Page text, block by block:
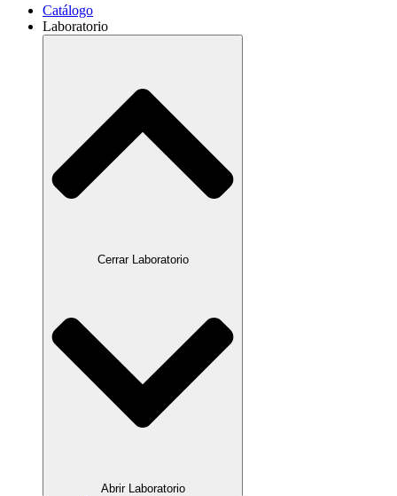
Catálogo
Laboratorio
Cerrar Laboratorio
Abrir Laboratorio